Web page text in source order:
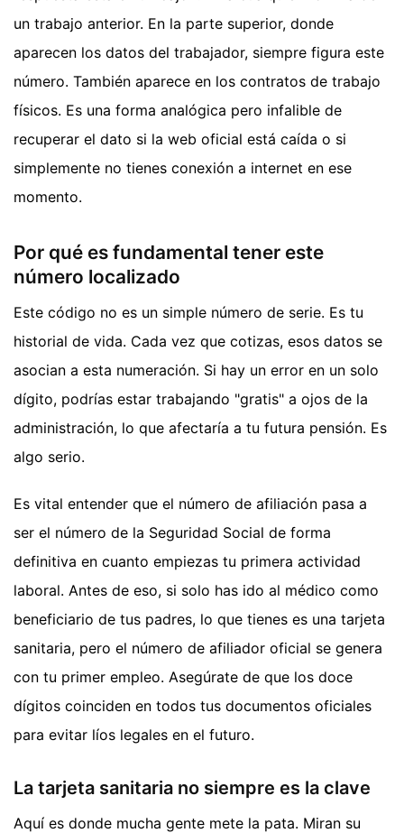
un trabajo anterior. En la parte superior, donde
aparecen los datos del trabajador, siempre figura este
número. También aparece en los contratos de trabajo
físicos. Es una forma analógica pero infalible de
recuperar el dato si la web oficial está caída o si
simplemente no tienes conexión a internet en ese
momento.
Por qué es fundamental tener este
número localizado
Este código no es un simple número de serie. Es tu
historial de vida. Cada vez que cotizas, esos datos se
asocian a esta numeración. Si hay un error en un solo
dígito, podrías estar trabajando "gratis" a ojos de la
administración, lo que afectaría a tu futura pensión. Es
algo serio.
Es vital entender que el número de afiliación pasa a
ser el número de la Seguridad Social de forma
definitiva en cuanto empiezas tu primera actividad
laboral. Antes de eso, si solo has ido al médico como
beneficiario de tus padres, lo que tienes es una tarjeta
sanitaria, pero el número de afiliador oficial se genera
con tu primer empleo. Asegúrate de que los doce
dígitos coinciden en todos tus documentos oficiales
para evitar líos legales en el futuro.
La tarjeta sanitaria no siempre es la clave
Aquí es donde mucha gente mete la pata. Miran su